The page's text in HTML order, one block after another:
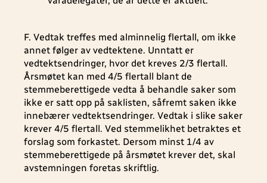
F. Vedtak treffes med alminnelig flertall, om ikke
annet følger av vedtektene. Unntatt er
vedtektsendringer, hvor det kreves 2/3 flertall.
Årsmøtet kan med 4/5 flertall blant de
stemmeberettigede vedta å behandle saker som
ikke er satt opp på saklisten, såfremt saken ikke
innebærer vedtektsendringer. Vedtak i slike saker
krever 4/5 flertall. Ved stemmelikhet betraktes et
forslag som forkastet. Dersom minst 1/4 av
stemmeberettigede på årsmøtet krever det, skal
avstemningen foretas skriftlig.